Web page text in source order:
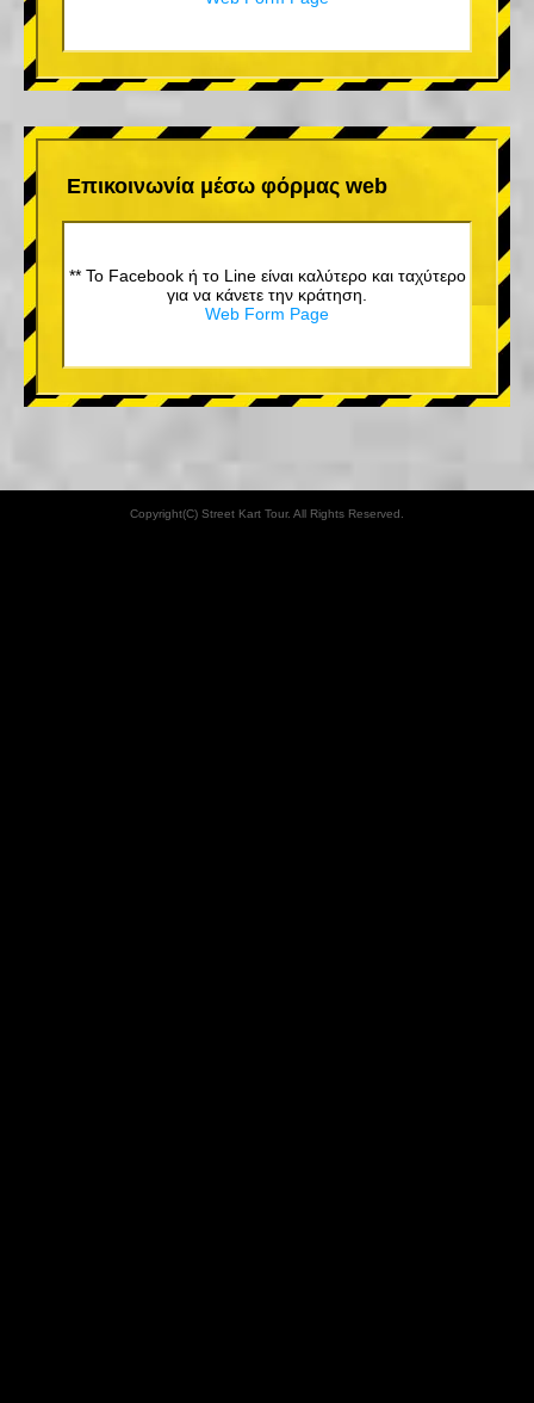
Επικοινωνία μέσω φόρμας web
** Το Facebook ή το Line είναι καλύτερο και ταχύτερο
για να κάνετε την κράτηση.
Web Form Page
Copyright(C) Street Kart Tour. All Rights Reserved.